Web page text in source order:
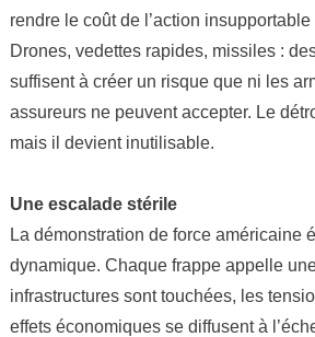
rendre le coût de l’action
Drones, vedettes rapides, missiles :
suffisent à créer un risque que ni les
assureurs ne peuvent accepter. Le
mais il devient inutilisable.
Une escalade stérile
La démonstration de force américaine
dynamique. Chaque frappe appelle
infrastructures sont touchées, les
effets économiques se diffusent à